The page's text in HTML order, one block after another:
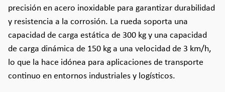
precisión en acero inoxidable para garantizar durabilidad
y resistencia a la corrosión. La rueda soporta una
capacidad de carga estática de 300 kg y una capacidad
de carga dinámica de 150 kg a una velocidad de 3 km/h,
lo que la hace idónea para aplicaciones de transporte
continuo en entornos industriales y logísticos.